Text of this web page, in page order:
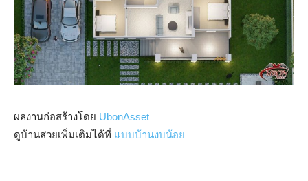
ผลงานก่อสร้างโดย UbonAsset
ดูบ้านสวยเพิ่มเติมได้ที่ แบบบ้านงบน้อย